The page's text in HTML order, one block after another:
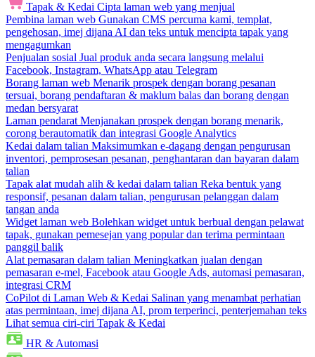
Tapak & Kedai Cipta laman web yang menjual
Pembina laman web Gunakan CMS percuma kami, templat,
pengehosan, imej dijana AI dan teks untuk mencipta tapak yang
mengagumkan
Penjualan sosial Jual produk anda secara langsung melalui
Facebook, Instagram, WhatsApp atau Telegram
Borang laman web Menarik prospek dengan borang pesanan
tersuai, borang pendaftaran & maklum balas dan borang dengan
medan bersyarat
Laman pendarat Menjanakan prospek dengan borang menarik,
corong berautomatik dan integrasi Google Analytics
Kedai dalam talian Maksimumkan e-dagang dengan pengurusan
inventori, pemprosesan pesanan, penghantaran dan bayaran dalam
talian
Tapak alat mudah alih & kedai dalam talian Reka bentuk yang
responsif, pesanan dalam talian, pengurusan pelanggan dalam
tangan anda
Widget laman web Bolehkan widget untuk berbual dengan pelawat
tapak, gunakan pemesejan yang popular dan terima permintaan
panggil balik
Alat pemasaran dalam talian Meningkatkan jualan dengan
pemasaran e-mel, Facebook atau Google Ads, automasi pemasaran,
integrasi CRM
CoPilot di Laman Web & Kedai Salinan yang menambat perhatian
atas permintaan, imej dijana AI, prom terperinci, penterjemahan teks
Lihat semua ciri-ciri Tapak & Kedai
HR & Automasi